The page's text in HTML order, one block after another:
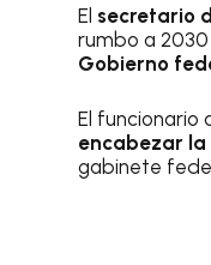
El secretario
rumbo a
Gobierno
El funcionario
encabezar
gabinete